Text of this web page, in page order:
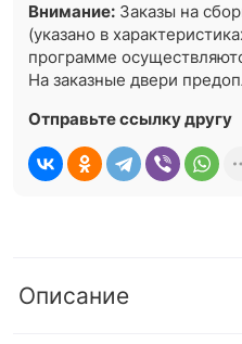
Внимание: Заказы на
(указано в
программе
На заказные двери
Отправьте ссылку другу
Описание